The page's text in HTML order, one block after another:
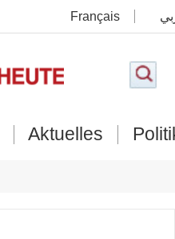
Français
Aktuelles